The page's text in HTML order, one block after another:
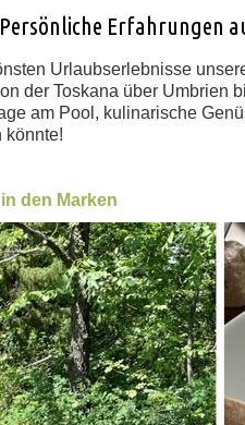
Erfahrungen
Urlaubserlebnisse
der Toskana über
am Pool, kulinarische
könnte!
den Marken